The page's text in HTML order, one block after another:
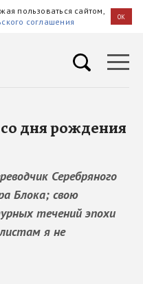
пользоваться сайтом,
соглашения OK
дня рождения
Серебряного
Блока; свою
течений эпохи
я не